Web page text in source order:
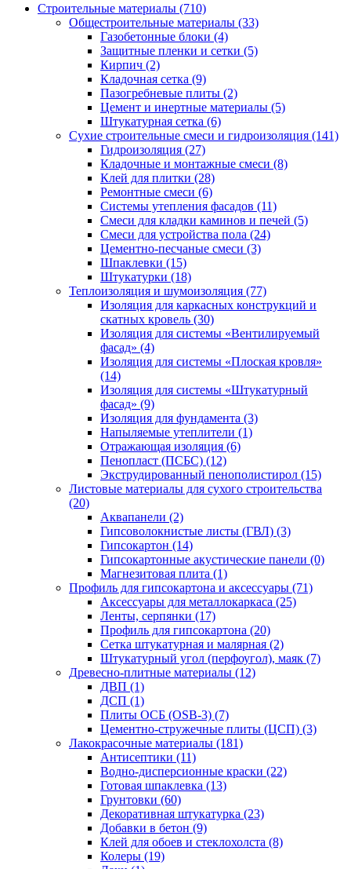
Строительные материалы (710)
Общестроительные материалы (33)
Газобетонные блоки (4)
Защитные пленки и сетки (5)
Кирпич (2)
Кладочная сетка (9)
Пазогребневые плиты (2)
Цемент и инертные материалы (5)
Штукатурная сетка (6)
Сухие строительные смеси и гидроизоляция (141)
Гидроизоляция (27)
Кладочные и монтажные смеси (8)
Клей для плитки (28)
Ремонтные смеси (6)
Системы утепления фасадов (11)
Смеси для кладки каминов и печей (5)
Смеси для устройства пола (24)
Цементно-песчаные смеси (3)
Шпаклевки (15)
Штукатурки (18)
Теплоизоляция и шумоизоляция (77)
Изоляция для каркасных конструкций и
скатных кровель (30)
Изоляция для системы «Вентилируемый
фасад» (4)
Изоляция для системы «Плоская кровля»
(14)
Изоляция для системы «Штукатурный
фасад» (9)
Изоляция для фундамента (3)
Напыляемые утеплители (1)
Отражающая изоляция (6)
Пенопласт (ПСБС) (12)
Экструдированный пенополистирол (15)
Листовые материалы для сухого строительства
(20)
Аквапанели (2)
Гипсоволокнистые листы (ГВЛ) (3)
Гипсокартон (14)
Гипсокартонные акустические панели (0)
Магнезитовая плита (1)
Профиль для гипсокартона и аксессуары (71)
Аксессуары для металлокаркаса (25)
Ленты, серпянки (17)
Профиль для гипсокартона (20)
Сетка штукатурная и малярная (2)
Штукатурный угол (перфоугол), маяк (7)
Древесно-плитные материалы (12)
ДВП (1)
ДСП (1)
Плиты ОСБ (OSB-3) (7)
Цементно-стружечные плиты (ЦСП) (3)
Лакокрасочные материалы (181)
Антисептики (11)
Водно-дисперсионные краски (22)
Готовая шпаклевка (13)
Грунтовки (60)
Декоративная штукатурка (23)
Добавки в бетон (9)
Клей для обоев и стеклохолста (8)
Колеры (19)